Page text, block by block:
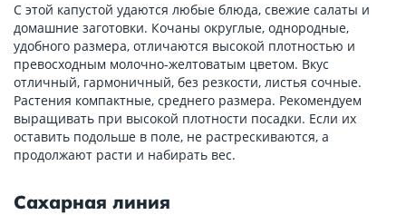
С этой капустой удаются любые блюда, свежие салаты и
домашние заготовки. Кочаны округлые, однородные,
удобного размера, отличаются высокой плотностью и
превосходным молочно-желтоватым цветом. Вкус
отличный, гармоничный, без резкости, листья сочные.
Растения компактные, среднего размера. Рекомендуем
выращивать при высокой плотности посадки. Если их
оставить подольше в поле, не растрескиваются, а
продолжают расти и набирать вес.
Сахарная линия